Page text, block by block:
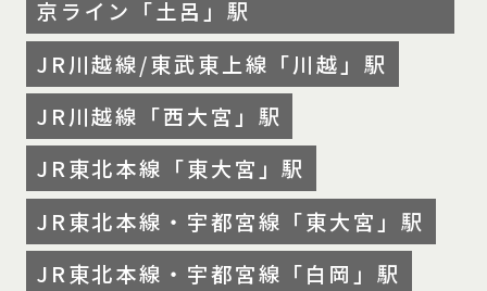
京ライン「土呂」駅
JR川越線/東武東上線「川越」駅
JR川越線「西大宮」駅
JR東北本線「東大宮」駅
JR東北本線・宇都宮線「東大宮」駅
JR東北本線・宇都宮線「白岡」駅